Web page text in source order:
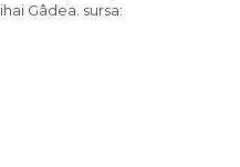
Gâdea. sursa: